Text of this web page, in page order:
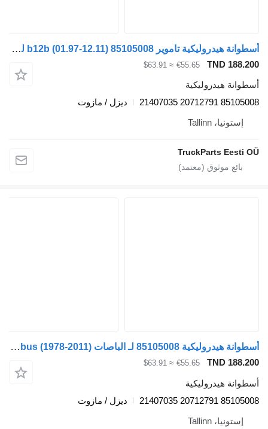
أسطوانة هيدروليكية تاموير b12b (01.97-12.11) 85105008 لـ الباصات Volvo B6, B7, B9, B10, B12 bus (1978-2011)
TND
€55.65
≈ $63.91
هيدروليكية
85105008 20712791
ديزل / مازوت
إستونيا، Tallinn
TruckParts Eesti
أسطوانة هيدروليكية 85105008 لـ الباصات Volvo B6, B7, B9, B10, B12 bus (1978-2011)
TND
€55.65
≈ $63.91
هيدروليكية
85105008 20712791
ديزل / مازوت
إستونيا، Tallinn